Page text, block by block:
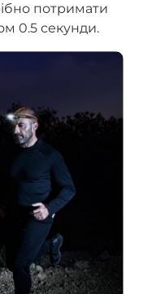
потримати
0.5 секунди.